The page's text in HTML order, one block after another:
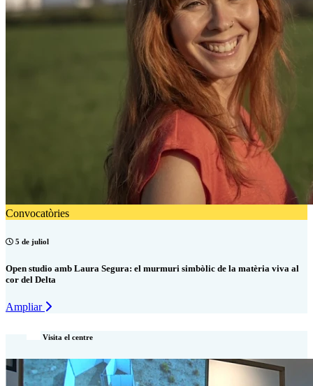
Convocatòries
5 de juliol
Open studio amb Laura Segura: el murmuri simbòlic de la matèria viva al
cor del Delta
Ampliar
Visita el centre